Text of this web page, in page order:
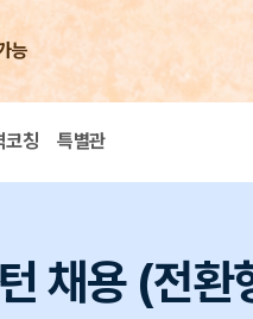
능
코칭 특별관
채용 (전환